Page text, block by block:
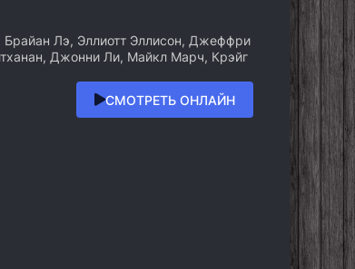
Лэ, Эллиотт Эллисон, Джеффри
Джонни Ли, Майкл Марч, Крэйг
СМОТРЕТЬ ОНЛАЙН